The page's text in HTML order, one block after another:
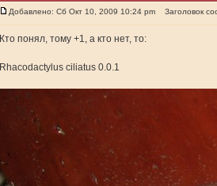
Добавлено: Сб Окт 10, 2009 10:24 pm Заголовок
Кто понял, тому +1, а кто нет, то:
Rhacodactylus ciliatus 0.0.1